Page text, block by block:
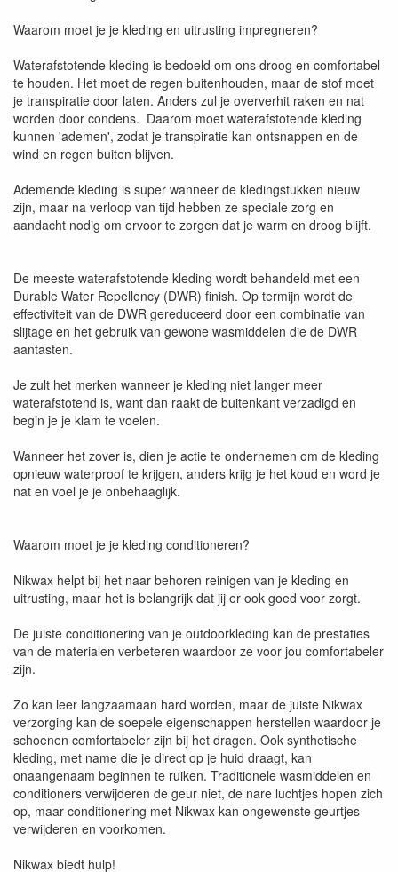
Waarom moet je je kleding en uitrusting impregneren?
Waterafstotende kleding is bedoeld om ons droog en comfortabel
te houden. Het moet de regen buitenhouden, maar de stof moet
je transpiratie door laten. Anders zul je oververhit raken en nat
worden door condens. Daarom moet waterafstotende kleding
kunnen 'ademen', zodat je transpiratie kan ontsnappen en de
wind en regen buiten blijven.
Ademende kleding is super wanneer de kledingstukken nieuw
zijn, maar na verloop van tijd hebben ze speciale zorg en
aandacht nodig om ervoor te zorgen dat je warm en droog blijft.
De meeste waterafstotende kleding wordt behandeld met een
Durable Water Repellency (DWR) finish. Op termijn wordt de
effectiviteit van de DWR gereduceerd door een combinatie van
slijtage en het gebruik van gewone wasmiddelen die de DWR
aantasten.
Je zult het merken wanneer je kleding niet langer meer
waterafstotend is, want dan raakt de buitenkant verzadigd en
begin je je klam te voelen.
Wanneer het zover is, dien je actie te ondernemen om de kleding
opnieuw waterproof te krijgen, anders krijg je het koud en word je
nat en voel je je onbehaaglijk.
Waarom moet je je kleding conditioneren?
Nikwax helpt bij het naar behoren reinigen van je kleding en
uitrusting, maar het is belangrijk dat jij er ook goed voor zorgt.
De juiste conditionering van je outdoorkleding kan de prestaties
van de materialen verbeteren waardoor ze voor jou comfortabeler
zijn.
Zo kan leer langzaamaan hard worden, maar de juiste Nikwax
verzorging kan de soepele eigenschappen herstellen waardoor je
schoenen comfortabeler zijn bij het dragen. Ook synthetische
kleding, met name die je ​​direct op je huid draagt, kan
onaangenaam beginnen te ruiken. Traditionele wasmiddelen en
conditioners verwijderen de geur niet, de nare luchtjes hopen zich
op, maar conditionering met Nikwax kan ongewenste geurtjes
verwijderen en voorkomen.
Nikwax biedt hulp!